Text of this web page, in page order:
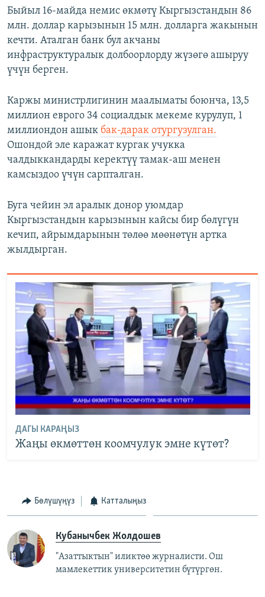
Быйыл 16-майда немис өкмөтү Кыргызстандын 86
млн. доллар карызынын 15 млн. долларга жакынын
кечти. Аталган банк бул акчаны
инфраструктуралык долбоорлорду жүзөгө ашыруу
үчүн берген.
Каржы министрлигинин маалыматы боюнча, 13,5
миллион еврого 34 социалдык мекеме курулуп, 1
миллиондон ашык бак-дарак отургузулган.
Ошондой эле каражат кургак учукка
чалдыккандарды керектүү тамак-аш менен
камсыздоо үчүн сарпталган.
Буга чейин эл аралык донор уюмдар
Кыргызстандын карызынын кайсы бир бөлүгүн
кечип, айрымдарынын төлөө мөөнөтүн артка
жылдырган.
ДАГЫ КАРАҢЫЗ
Жаңы өкмөттөн коомчулук эмне күтөт?
Бөлүшүңүз Катталыңыз
Кубанычбек Жолдошев
"Азаттыктын" иликтөө журналисти. Ош
мамлекеттик университетин бүтүргөн.